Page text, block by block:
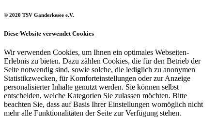
© 2020 TSV Ganderkesee e.V.
Diese Website verwendet Cookies
Wir verwenden Cookies, um Ihnen ein optimales Webseiten-
Erlebnis zu bieten. Dazu zählen Cookies, die für den Betrieb der
Seite notwendig sind, sowie solche, die lediglich zu anonymen
Statistikzwecken, für Komforteinstellungen oder zur Anzeige
personalisierter Inhalte genutzt werden. Sie können selbst
entscheiden, welche Kategorien Sie zulassen möchten. Bitte
beachten Sie, dass auf Basis Ihrer Einstellungen womöglich nicht
mehr alle Funktionalitäten der Seite zur Verfügung stehen.